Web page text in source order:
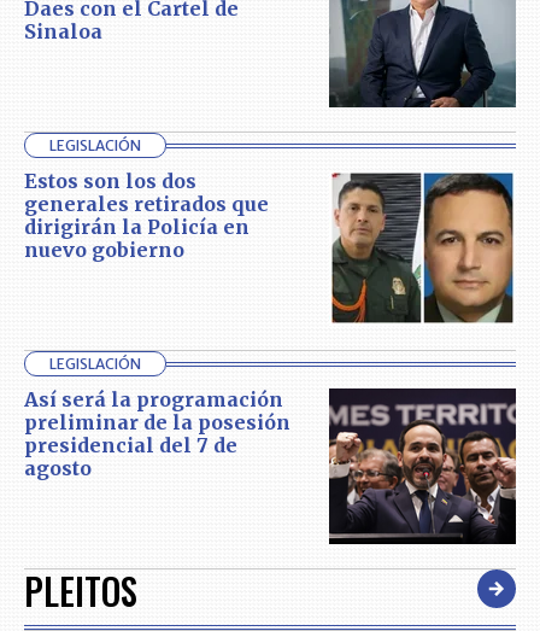
Daes con el Cartel de
Sinaloa
LEGISLACIÓN
Estos son los dos
generales retirados que
dirigirán la Policía en
nuevo gobierno
LEGISLACIÓN
Así será la programación
preliminar de la posesión
presidencial del 7 de
agosto
PLEITOS